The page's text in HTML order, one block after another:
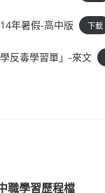
年暑假-高中版 下載
反毒學習單」-來文
職學習歷程檔